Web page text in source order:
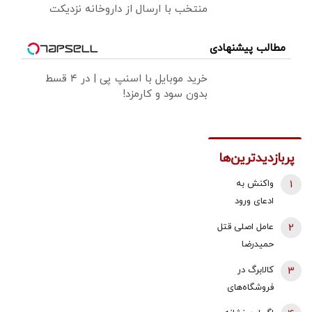
منتخب با ارسال از داروخانه نزدیکت
مطالب پیشنهادی
خرید موبایل با اسنپ پی | در ۴ قسط
بدون سود و کارمزد!
پربازدیدترین‌ها
واکنش به
ادعای ورود
دقیقه قبل از
حمله به بیت
رهبری/ رییس
سازمان
1
عامل اصلی قتل
حمیدرضا
رجب‌زاده
دستگیر شد
2
کالابرگ در
فروشگاه‌های
بزرگ هم قطع
3